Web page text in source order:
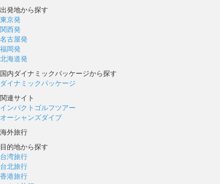
出発地から探す
東京発
関西発
名古屋発
福岡発
北海道発
国内ダイナミックパッケージから探す
ダイナミックパッケージ
関連サイト
インパクトゴルフツアー
オーシャンズダイブ
海外旅行
目的地から探す
台湾旅行
台北旅行
香港旅行